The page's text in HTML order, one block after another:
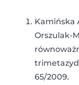
Kamińska
Orszulak-
65/2009.